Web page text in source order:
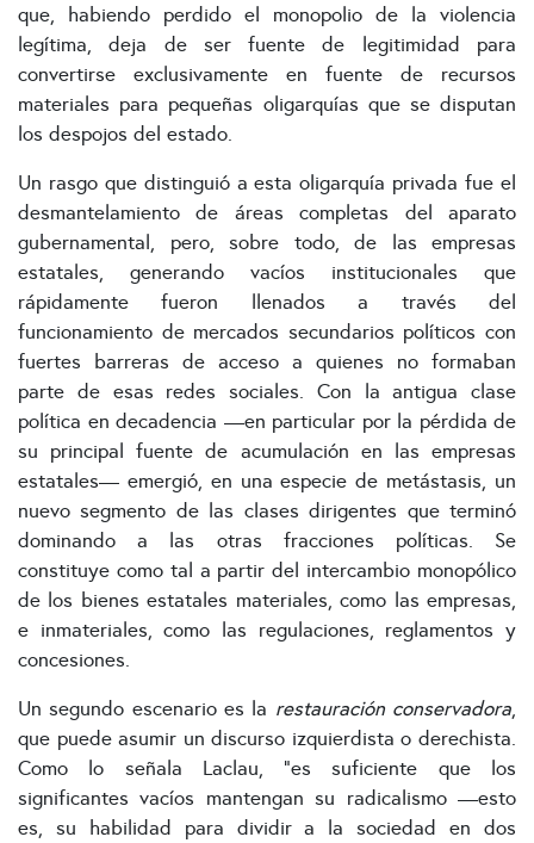
que, habiendo perdido el monopolio de la violencia
legítima, deja de ser fuente de legitimidad para
convertirse exclusivamente en fuente de recursos
materiales para pequeñas oligarquías que se disputan
los despojos del estado.
Un rasgo que distinguió a esta oligarquía privada fue el
desmantelamiento de áreas completas del aparato
gubernamental, pero, sobre todo, de las empresas
estatales, generando vacíos institucionales que
rápidamente fueron llenados a través del
funcionamiento de mercados secundarios políticos con
fuertes barreras de acceso a quienes no formaban
parte de esas redes sociales. Con la antigua clase
política en decadencia —en particular por la pérdida de
su principal fuente de acumulación en las empresas
estatales— emergió, en una especie de metástasis, un
nuevo segmento de las clases dirigentes que terminó
dominando a las otras fracciones políticas. Se
constituye como tal a partir del intercambio monopólico
de los bienes estatales materiales, como las empresas,
e inmateriales, como las regulaciones, reglamentos y
concesiones.
Un segundo escenario es la restauración conservadora,
que puede asumir un discurso izquierdista o derechista.
Como lo señala Laclau, “es suficiente que los
significantes vacíos mantengan su radicalismo —esto
es, su habilidad para dividir a la sociedad en dos